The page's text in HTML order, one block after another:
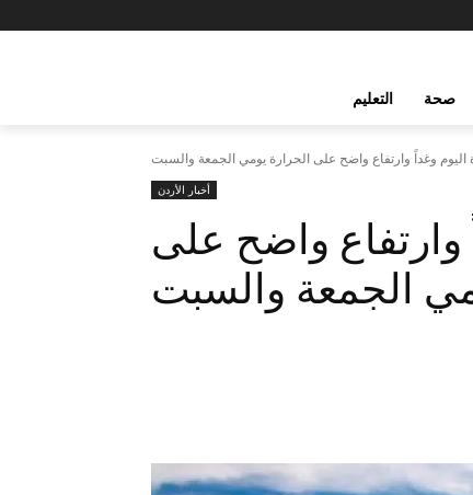
صحة التعليم
اليوم وغداً وارتفاع واضح على الحرارة يومي الجمعة والسبت
أخبار الأردن
وارتفاع واضح على
الجمعة والسبت